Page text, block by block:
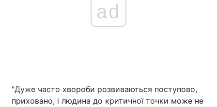
ad
"Дуже часто хвороби розвиваються поступово,
приховано, і людина до критичної точки може не